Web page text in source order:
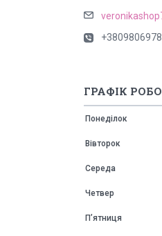
ГРАФІК
Понеділок
Вівторок
Середа
Четвер
Пʼятниця